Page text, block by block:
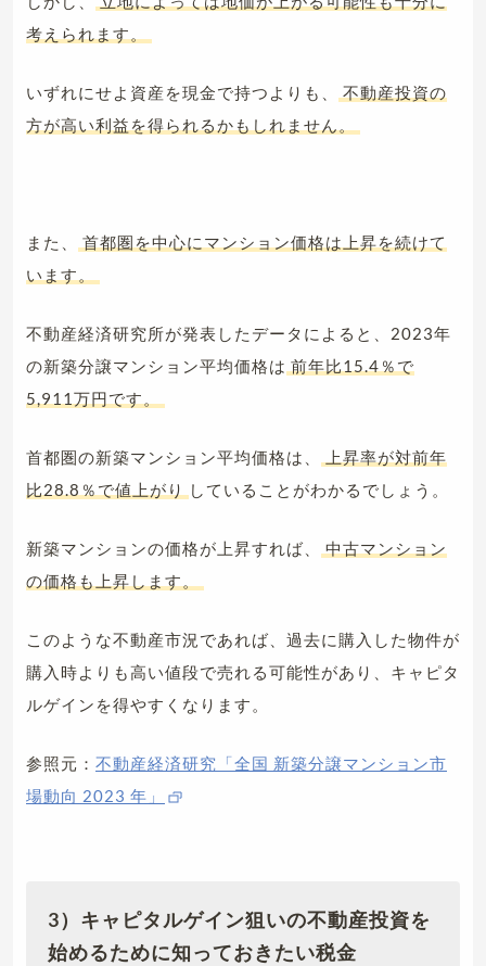
考えられます。
いずれにせよ資産を現金で持つよりも、
不動産投資の
方が高い利益を得られるかもしれません。
また、
首都圏を中心にマンション価格は上昇を続けて
います。
不動産経済研究所が発表したデータによると、2023年
の新築分譲マンション平均価格は 前年比15.4％で
5,911万円です。
首都圏の新築マンション平均価格は、
上昇率が対前年
比28.8％で値上がり
していることがわかるでしょう。
新築マンションの価格が上昇すれば、
中古マンション
の価格も上昇します。
このような不動産市況であれば、過去に購入した物件が
購入時よりも高い値段で売れる可能性があり、キャピタ
ルゲインを得やすくなります。
参照元： 不動産経済研究「全国 新築分譲マンション市
場動向 2023 年」
3）キャピタルゲイン狙いの不動産投資を
始めるために知っておきたい税金